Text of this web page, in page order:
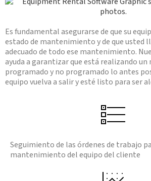
Es fundamental asegurarse de que su
estado de mantenimiento y de que usted
adecuado de todo ese mantenimiento.
ayuda a garantizar que está realizando
programado y no programado lo antes
equipo vuelva a salir y esté listo para ser
Seguimiento de las órdenes de trabajo
mantenimiento del equipo del cliente